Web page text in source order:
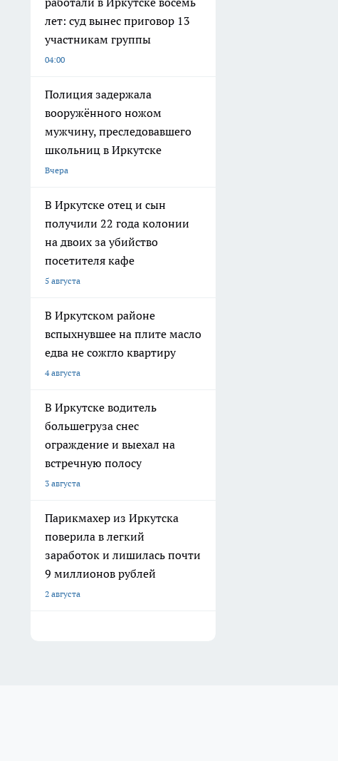
лет: суд вынес приговор 13
участникам группы
04:00
Полиция задержала
вооружённого ножом
мужчину, преследовавшего
школьниц в Иркутске
Вчера
В Иркутске отец и сын
получили 22 года колонии
на двоих за убийство
посетителя кафе
5 августа
В Иркутском районе
вспыхнувшее на плите масло
едва не сожгло квартиру
4 августа
В Иркутске водитель
большегруза снес
ограждение и выехал на
встречную полосу
3 августа
Парикмахер из Иркутска
поверила в легкий
заработок и лишилась почти
9 миллионов рублей
2 августа